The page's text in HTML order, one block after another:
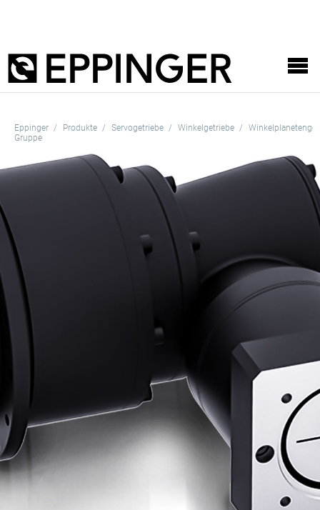
Eppinger
Gruppe
Produkte Servogetriebe Winkelgetriebe